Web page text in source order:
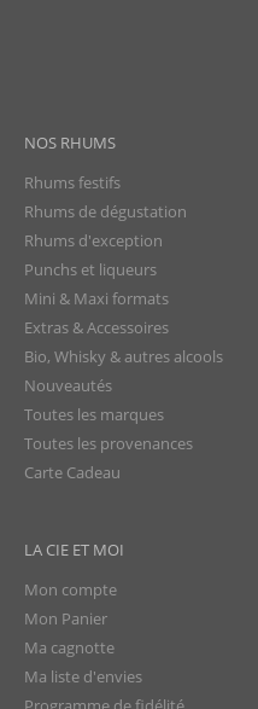
NOS RHUMS
Rhums festifs
Rhums de dégustation
Rhums d'exception
Punchs et liqueurs
Mini & Maxi formats
Extras & Accessoires
Bio, Whisky & autres alcools
Nouveautés
Toutes les marques
Toutes les provenances
Carte Cadeau
LA CIE ET MOI
Mon compte
Mon Panier
Ma cagnotte
Ma liste d'envies